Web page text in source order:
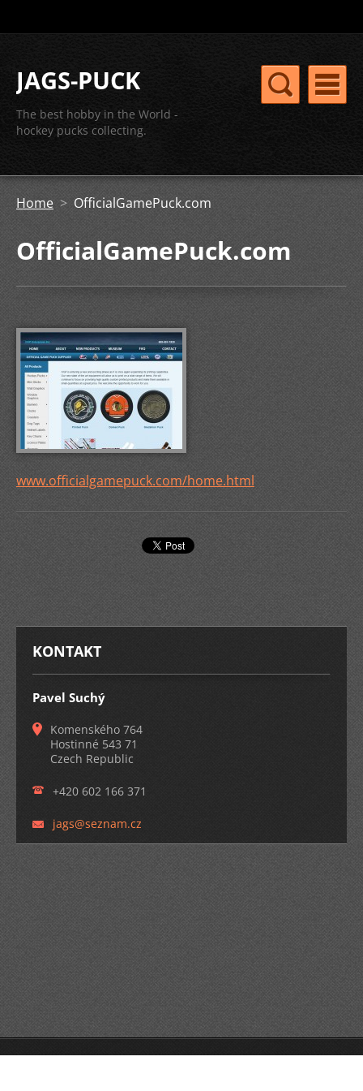
JAGS-PUCK
The best hobby in the World -
hockey pucks collecting.
Home > OfficialGamePuck.com
OfficialGamePuck.com
www.officialgamepuck.com/home.html
KONTAKT
Pavel Suchý
Komenského 764
Hostinné 543 71
Czech Republic
+420 602 166 371
jags@seznam.cz